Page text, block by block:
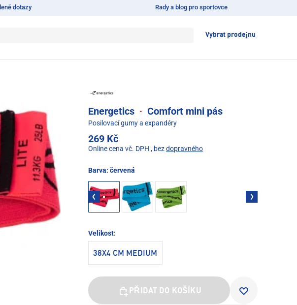
dotazy Rady a blog pro sportovce
Vybrat prodejnu
Energetics · Comfort mini pás
Posilovací gumy a expandéry
269 Kč
Online cena vč. DPH , bezdopravného
Barva: červená
Velikost:
38X4 CM MEDIUM
PŘIDAT DO KOŠÍKU